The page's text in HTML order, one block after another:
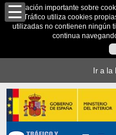
Información importante sobre
de Tráfico utiliza cookies
utilizadas no contienen ningún
continua
Ir a la